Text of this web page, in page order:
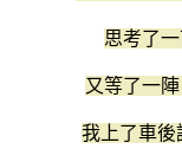
思考了
又等了一
我上了車後